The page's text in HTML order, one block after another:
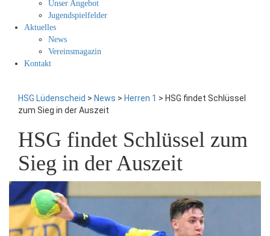
Unser Angebot
Jugendspielfelder
Aktuelles
News
Vereinsmagazin
Kontakt
HSG Lüdenscheid > News > Herren 1 > HSG findet Schlüssel
zum Sieg in der Auszeit
HSG findet Schlüssel zum
Sieg in der Auszeit